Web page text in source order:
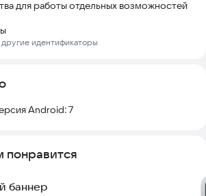
для работы отдельных возможностей
идентификаторы
Android:7
баннер